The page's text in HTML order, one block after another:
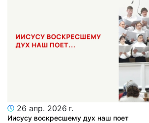
26 апр. 2026 г.
Иисусу воскресшему дух наш поет